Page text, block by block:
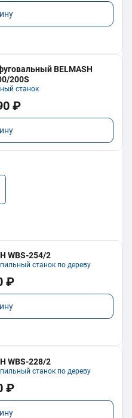
BELMASH
200S
станок
₽
WBS-254/2
станок по дереву
₽
WBS-228/2
станок по дереву
₽